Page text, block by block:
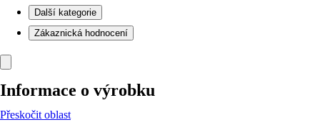
Další kategorie
Zákaznická hodnocení
Informace o výrobku
Přeskočit oblast